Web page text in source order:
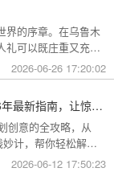
界的序章。在乌鲁木
礼可以既庄重又充满
现代派对的多种可
2026-06-26 17:20:02
广州生日布置策划创意全攻略：2026年最新指南，让惊喜成为最难忘的记忆
创意的全攻略，从
计，帮你轻松解锁
2026-06-12 17:50:23